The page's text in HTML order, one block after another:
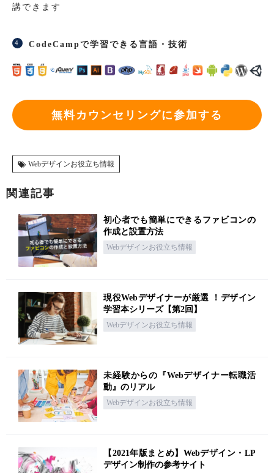
講できます
CodeCampで学習できる言語・技術
無料カウンセリングに参加する
Webデザインお役立ち情報
関連記事
初心者でも簡単にできるファビコンの
作成と設置方法
Webデザインお役立ち情報
現役Webデザイナーが厳選 ！デザイン
学習本シリーズ【第2回】
Webデザインお役立ち情報
未経験からの『Webデザイナー転職活
動』のリアル
Webデザインお役立ち情報
【2021年版まとめ】Webデザイン・LP
デザイン制作の参考サイト